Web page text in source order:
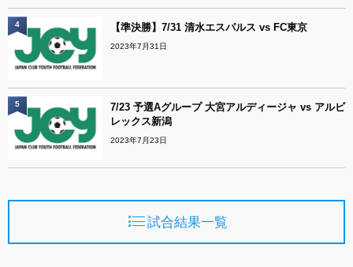
【準決勝】7/31 清水エスパルス vs FC東京
2023年7月31日
4
7/23 予選Aグループ 大宮アルディージャ vs アルビ
レックス新潟
2023年7月23日
5
試合結果一覧